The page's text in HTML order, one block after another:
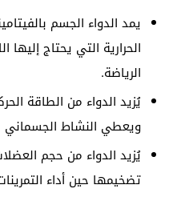
يمد الدواء الجسم
الحرارية التي يحتاج
الرياضة.
يُزيد الدواء من الطاقة
ويعطي النشاط الجسماني
يُزيد الدواء من حجم
تضخيمها حين أداء